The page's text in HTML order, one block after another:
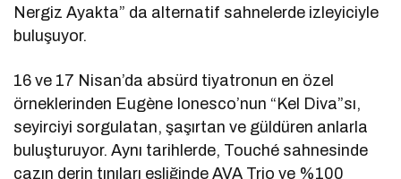
Nergiz Ayakta” da alternatif sahnelerde izleyiciyle
buluşuyor.
16 ve 17 Nisan’da absürd tiyatronun en özel
örneklerinden Eugène Ionesco’nun “Kel Diva”sı,
seyirciyi sorgulatan, şaşırtan ve güldüren anlarla
buluşturuyor. Aynı tarihlerde, Touché sahnesinde
cazın derin tınıları eşliğinde AVA Trio ve %100